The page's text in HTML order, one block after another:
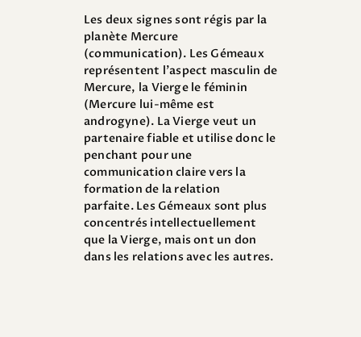
Les deux signes sont régis par la
planète Mercure
(communication). Les Gémeaux
représentent l’aspect masculin de
Mercure, la Vierge le féminin
(Mercure lui-même est
androgyne). La Vierge veut un
partenaire fiable et utilise donc le
penchant pour une
communication claire vers la
formation de la relation
parfaite. Les Gémeaux sont plus
concentrés intellectuellement
que la Vierge, mais ont un don
dans les relations avec les autres.